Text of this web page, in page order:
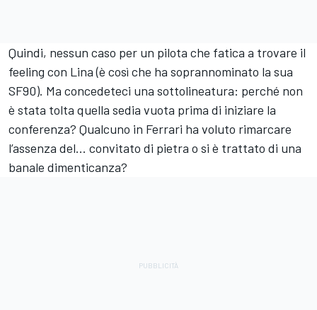
Quindi, nessun caso per un pilota che fatica a trovare il
feeling con Lina (è così che ha soprannominato la sua
SF90). Ma concedeteci una sottolineatura: perché non
è stata tolta quella sedia vuota prima di iniziare la
conferenza? Qualcuno in Ferrari ha voluto rimarcare
l’assenza del... convitato di pietra o si è trattato di una
banale dimenticanza?